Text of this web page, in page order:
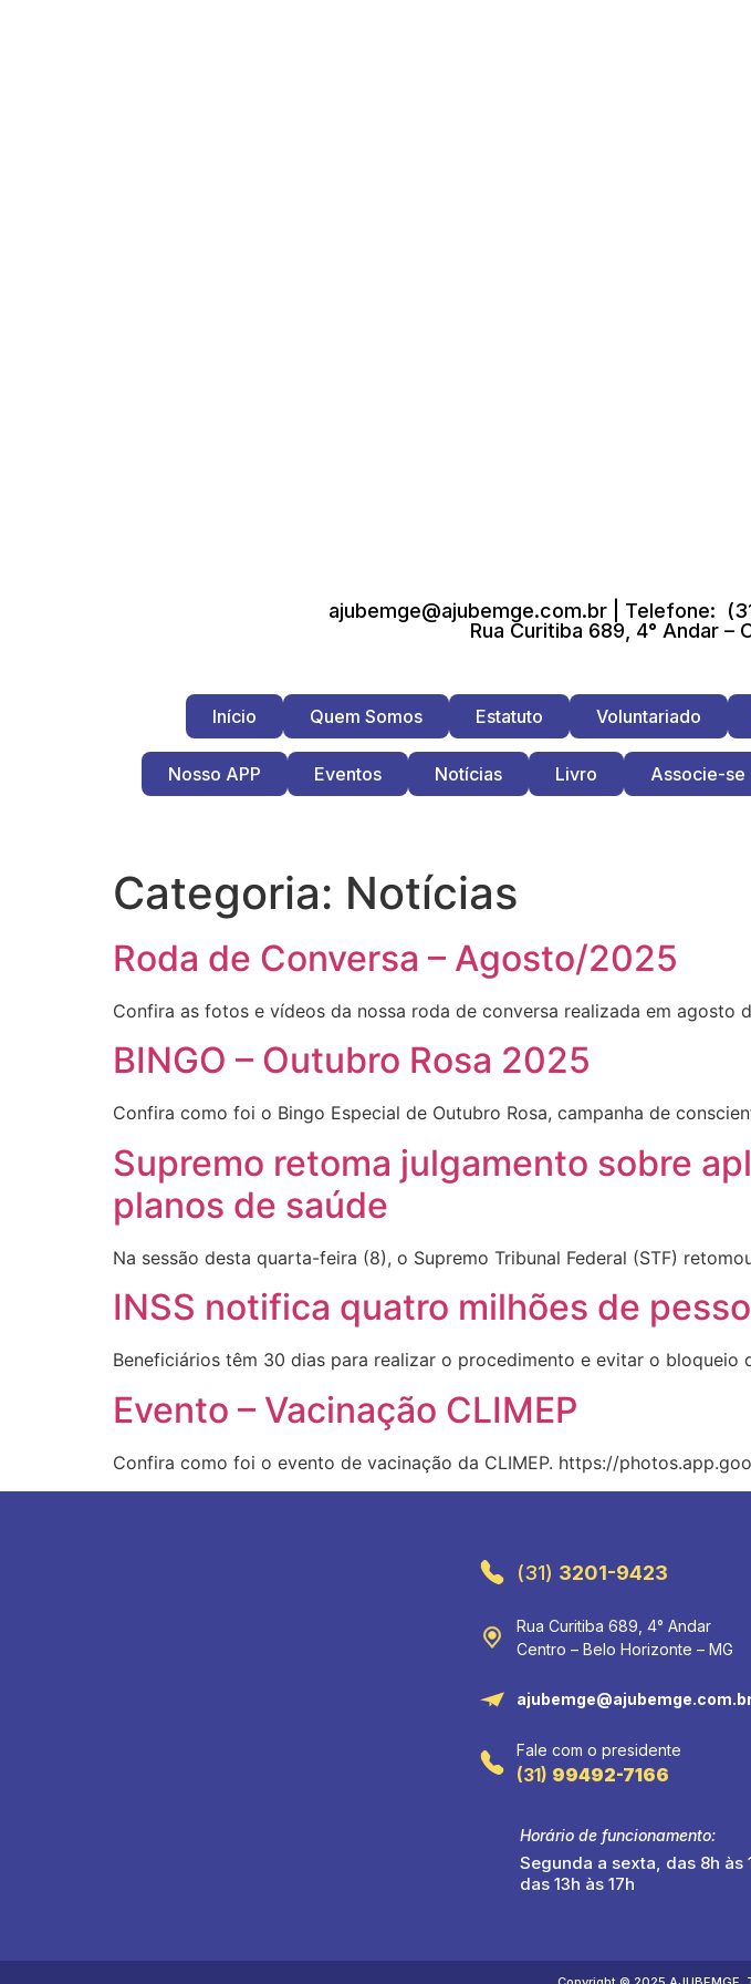
ajubemge@ajubemge.com.br | Telefone:
Rua Curitiba 689, 4° Andar –
Início Quem Somos Estatuto Voluntariado
Nosso APP Eventos Notícias Livro Associe-se
Categoria: Notícias
Roda de Conversa – Agosto/2025
Confira as fotos e vídeos da nossa roda de conversa realizada em agosto
BINGO – Outubro Rosa 2025
Confira como foi o Bingo Especial de Outubro Rosa, campanha de
Supremo retoma julgamento sobre
planos de saúde
Na sessão desta quarta-feira (8), o Supremo Tribunal Federal (STF)
INSS notifica quatro milhões de
Beneficiários têm 30 dias para realizar o procedimento e evitar o
Evento – Vacinação CLIMEP
Confira como foi o evento de vacinação da CLIMEP. https://
(31) 3201-9423
Rua Curitiba 689, 4° Andar
Centro – Belo Horizonte – MG
Fale com o presidente
(31) 99492-7166
Horário de funcionamento:
Segunda a sexta, das 8h às
das 13h às 17h